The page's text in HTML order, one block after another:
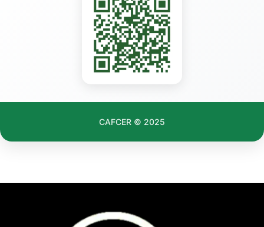
CAFCER © 2025